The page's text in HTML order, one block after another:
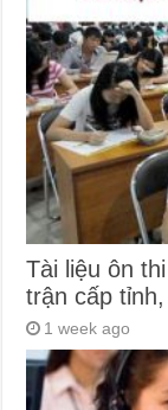
Tài liệu ôn
trận cấp
1 week ago